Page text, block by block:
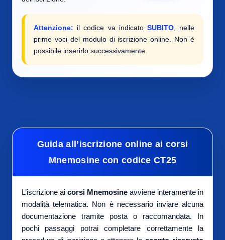
Attenzione: il codice va indicato SUBITO, nelle
prime voci del modulo di iscrizione online. Non è
possibile inserirlo successivamente.
Guida all’iscrizione online ai corsi
Mnemosine con codice CT25
L’iscrizione ai corsi Mnemosine avviene interamente in
modalità telematica. Non è necessario inviare alcuna
documentazione tramite posta o raccomandata. In
pochi passaggi potrai completare correttamente la